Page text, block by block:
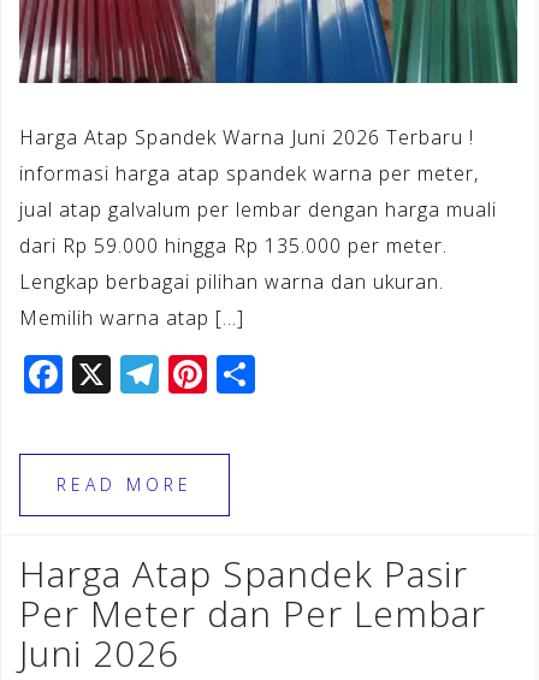
Harga Atap Spandek Warna Juni 2026 Terbaru !
informasi harga atap spandek warna per meter,
jual atap galvalum per lembar dengan harga muali
dari Rp 59.000 hingga Rp 135.000 per meter.
Lengkap berbagai pilihan warna dan ukuran.
Memilih warna atap […]
F
c
e
b
o
o
k
X T
e
gr
a
m
Pi
te
e
st
READ MORE
Harga Atap Spandek Pasir
Per Meter dan Per Lembar
Juni 2026